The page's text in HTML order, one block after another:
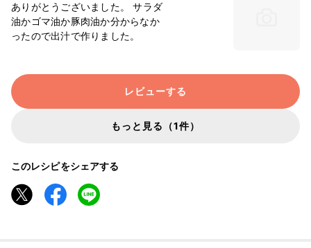
ありがとうございました。 サラダ
油かゴマ油か豚肉油か分からなか
ったので出汁で作りました。
レビューする
もっと見る（1件）
このレシピをシェアする